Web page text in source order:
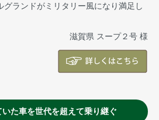
グランドがミリタリー風になり満足し
滋賀県 スープ２号 様
た車を世代を超えて乗り継ぐ